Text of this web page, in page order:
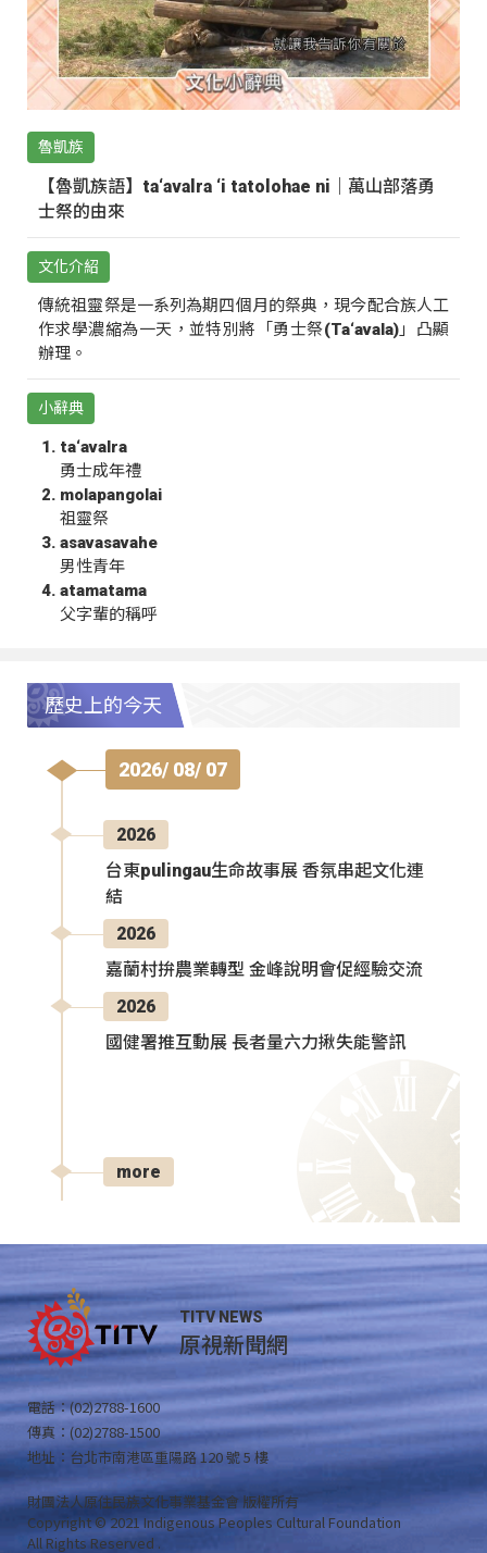
魯凱族
【魯凱族語】ta‘avalra ‘i tatolohae ni｜萬山部落勇
士祭的由來
文化介紹
傳統祖靈祭是一系列為期四個月的祭典，現今配合族人工
作求學濃縮為一天，並特別將「勇士祭(Ta‘avala)」凸顯
辦理。
小辭典
ta‘avalra
勇士成年禮
molapangolai
祖靈祭
asavasavahe
男性青年
atamatama
父字輩的稱呼
歷史上的今天
2026/ 08/ 07
2026
台東pulingau生命故事展 香氛串起文化連
結
2026
嘉蘭村拚農業轉型 金峰說明會促經驗交流
2026
國健署推互動展 長者量六力揪失能警訊
more
TITV NEWS
原視新聞網
電話：(02)2788-1600
傳真：(02)2788-1500
地址：台北市南港區重陽路 120 號 5 樓
財團法人原住民族文化事業基金會 版權所有
Copyright © 2021 Indigenous Peoples Cultural Foundation
All Rights Reserved .